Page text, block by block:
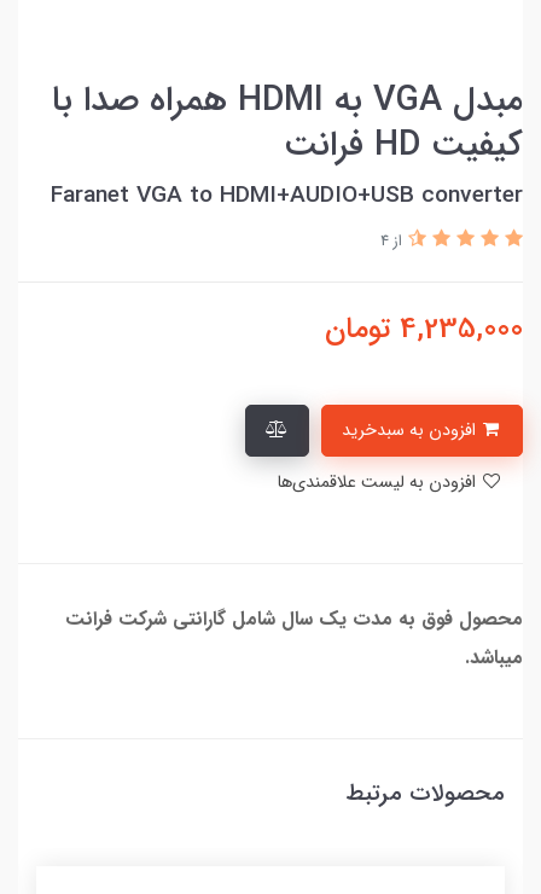
مبدل VGA به HDMI همراه صدا با
کيفيت HD فرانت
Faranet VGA to HDMI+AUDIO+USB converter
از 4
4,235,000 تومان
محصول فوق به مدت یک سال شامل گارانتی شرکت فرانت
میباشد.
محصولات مرتبط